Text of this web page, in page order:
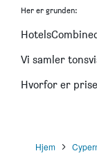
Her er grunden:
Vi samler
Hvorfor er
Hjem